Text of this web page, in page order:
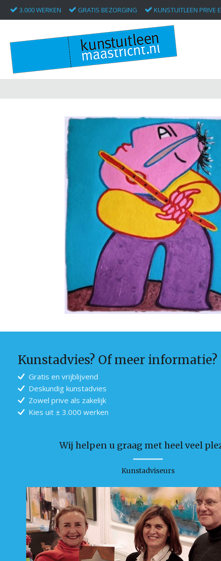
3.000 WERKEN GRATIS BEZORGING KUNSTUITLEEN PRIVE
Kunstadvies? Of meer informatie?
Gratis en vrijblijvend
Deskundig kunstadvies
Zowel prive als zakelijk
Kies uit ± 3.000 werken
Wij helpen u graag met heel veel
Kunstadviseurs